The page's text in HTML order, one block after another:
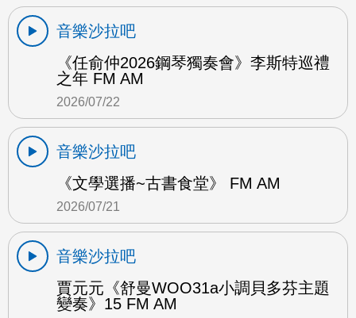
音樂沙拉吧
《任俞仲2026鋼琴獨奏會》李斯特巡禮
之年 FM AM
2026/07/22
音樂沙拉吧
《文學選播~古書食堂》 FM AM
2026/07/21
音樂沙拉吧
賈元元《舒曼WOO31a小調貝多芬主題
變奏》15 FM AM